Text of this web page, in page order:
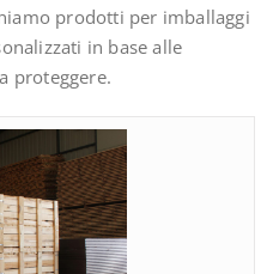
prodotti per imballaggi
in base alle
proteggere.